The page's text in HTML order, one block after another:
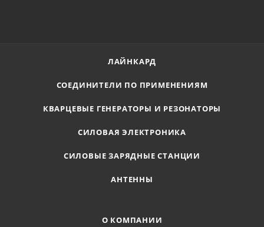
ЛАЙНКАРД
СОЕДИНИТЕЛИ ПО ПРИМЕНЕНИЯМ
КВАРЦЕВЫЕ ГЕНЕРАТОРЫ И РЕЗОНАТОРЫ
СИЛОВАЯ ЭЛЕКТРОНИКА
СИЛОВЫЕ ЗАРЯДНЫЕ СТАНЦИИ
АНТЕННЫ
О КОМПАНИИ